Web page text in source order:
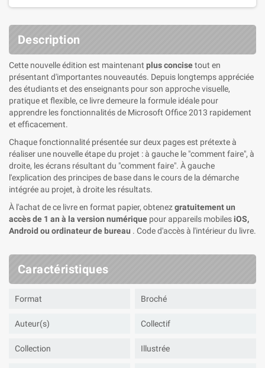
Description
Cette nouvelle édition est maintenant plus concisetout en
présentant d'importantes nouveautés. Depuis longtemps appréciée
des étudiants et des enseignants pour son approche visuelle,
pratique et flexible, ce livre demeure la formule idéale pour
apprendre les fonctionnalités de Microsoft Office 2013 rapidement
et efficacement.
Chaque fonctionnalité présentée sur deux pages est prétexte à
réaliser une nouvelle étape du projet : à gauche le "comment faire", à
droite, les écrans résultant du "comment faire". À gauche
l'explication des principes de base dans le cours de la démarche
intégrée au projet, à droite les résultats.
À l'achat de ce livre en format papier, obtenezgratuitement un
accès de 1 an à la version numérique pour appareils mobilesiOS,
Android ou ordinateur de bureau . Code d'accès à l'intérieur du livre.
Caractéristiques
Format Broché
Auteur(s) Collectif
Collection Illustrée